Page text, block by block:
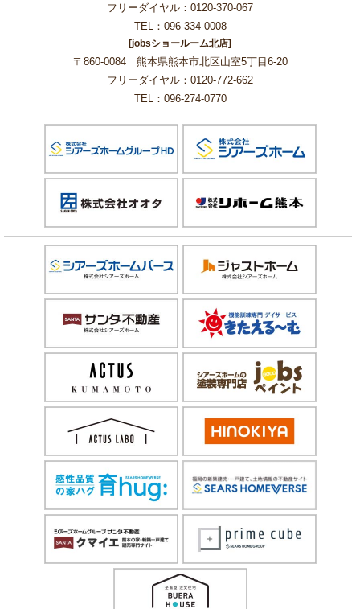
フリーダイヤル：0120-370-067
TEL：096-334-0008
[jobsショールーム北店]
〒860-0084 熊本県熊本市北区山室5丁目6-20
フリーダイヤル：0120-772-662
TEL：096-274-0770